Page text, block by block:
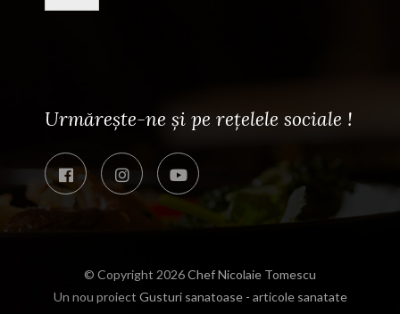
Urmărește-ne și pe rețelele sociale !
© Copyright 2026Chef Nicolaie Tomescu
Un nou proiect Gusturi sanatoase - articole sanatate